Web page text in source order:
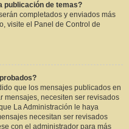
publicación de temas?
completados y enviados más
visite el Panel de Control de
que los mensajes publicados en
mensajes, necesiten ser revisados
La Administración le haya
necesitan ser revisados
con el administrador para más